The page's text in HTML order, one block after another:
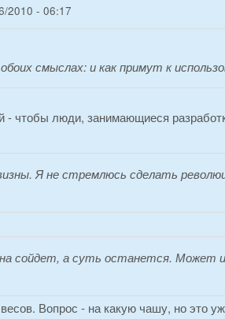
2010 - 06:17
смыслах: и как примут к
- чтобы люди, занимающиеся
Я не стремлюсь сделать
сойдет, а суть останется. Может
Вопрос - на какую чашу, но это